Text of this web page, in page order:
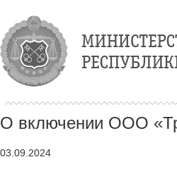
О включении ООО
03.09.2024